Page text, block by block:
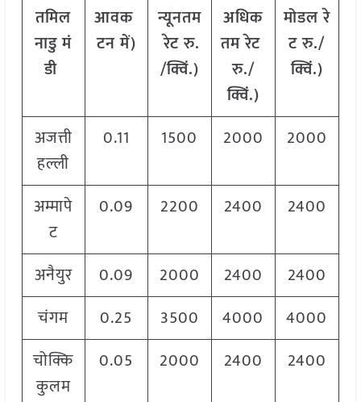
तमिल
नाडुमं
डी
आवक
टनमें)
न्यूनतम
रेटरु.
/क्विं.)
अधिक
तमरेट
रु./
क्विं.)
मोडलरे
टरु./
क्विं.)
अजत्ती
हल्ली
0.11 1500 2000 2000
अम्मापे
ट
0.09 2200 2400 2400
अनैयुर 0.09 2000 2400
2400
चंगम
0.25 3500 4000
4000
चोक्कि
कुलम
0.05 2000 2400 2400